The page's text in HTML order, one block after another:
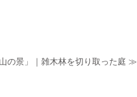
の景」｜雑木林を切り取った庭 ≫